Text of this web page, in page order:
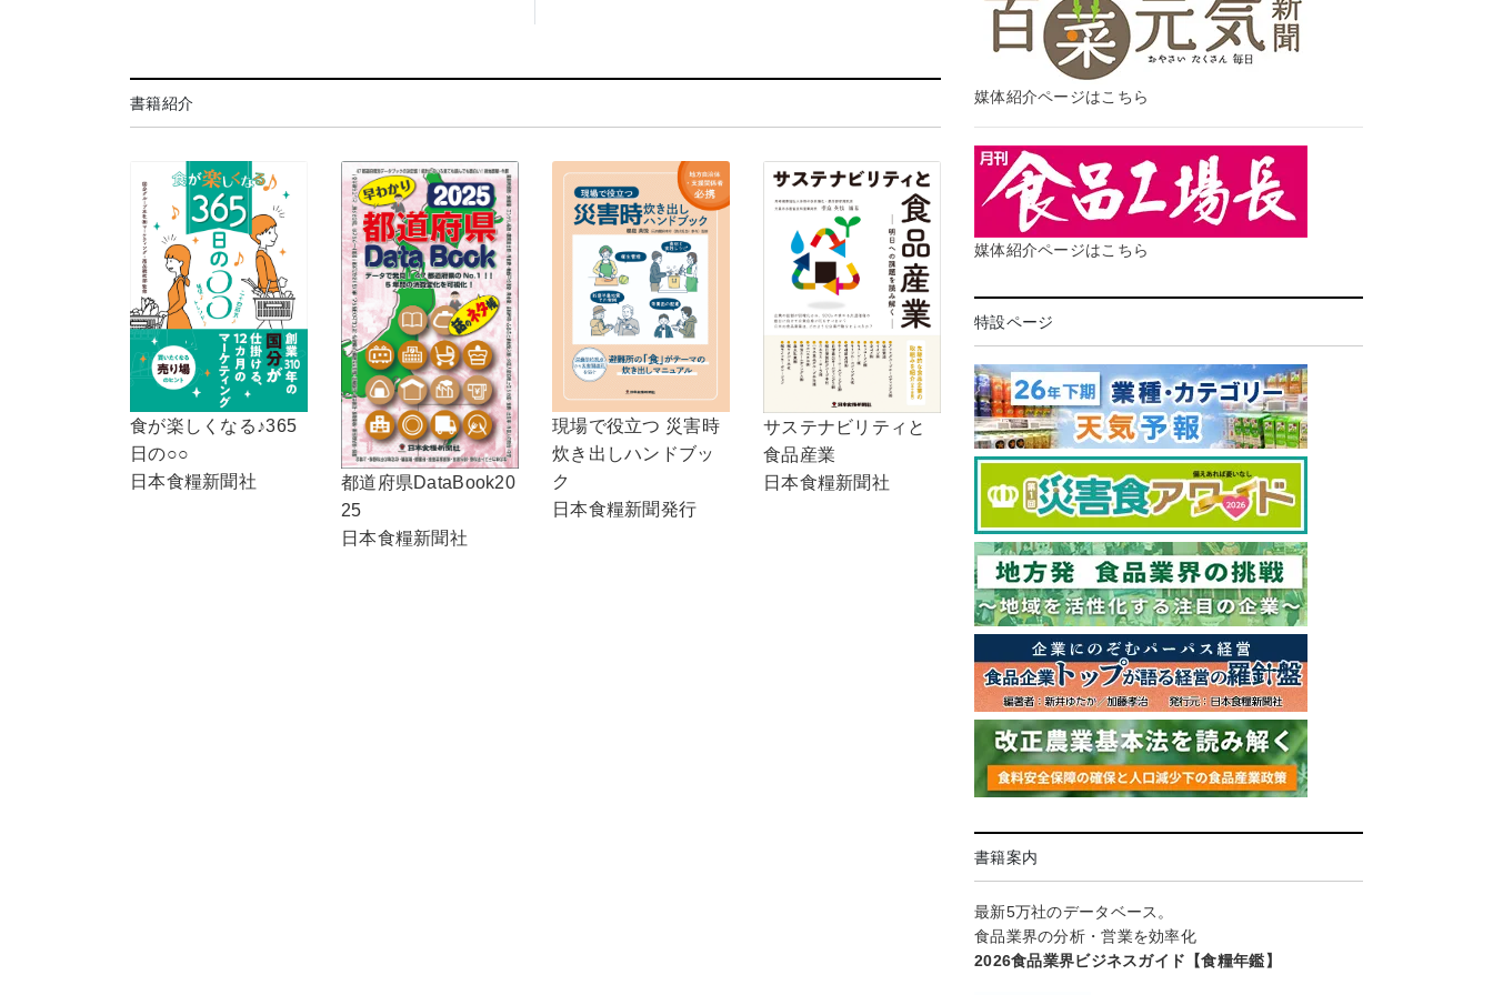
書籍紹介
食が楽しくなる♪365
日の○○
日本食糧新聞社
都道府県DataBook20
25
日本食糧新聞社
現場で役立つ 災害時
炊き出しハンドブッ
ク
日本食糧新聞発行
サステナビリティと
食品産業
日本食糧新聞社
媒体紹介ページはこちら
媒体紹介ページはこちら
特設ページ
書籍案内
最新5万社のデータベース。
食品業界の分析・営業を効率化
2026食品業界ビジネスガイド【食糧年鑑】